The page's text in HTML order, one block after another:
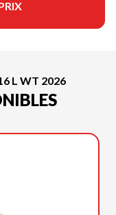
L WT 2026